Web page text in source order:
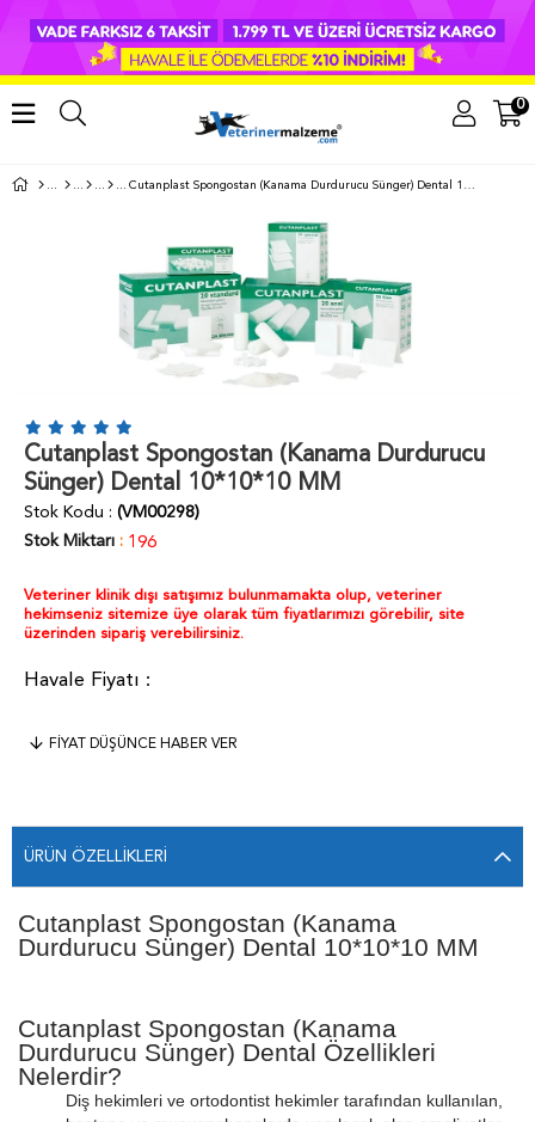
0
Cutanplast Spongostan (Kanama Durdurucu Sünger) Dental 10*10*10 MM
Cutanplast Spongostan (Kanama Durdurucu
Sünger) Dental 10*10*10 MM
Stok Kodu
(VM00298)
Stok Miktarı : 196
Veteriner klinik dışı satışımız bulunmamakta olup, veteriner
hekimseniz sitemize üye olarak tüm fiyatlarımızı görebilir, site
üzerinden sipariş verebilirsiniz.
FIYAT DÜŞÜNCE HABER VER
ÜRÜN ÖZELLIKLERI
Cutanplast Spongostan (Kanama
Durdurucu Sünger) Dental 10*10*10 MM
Cutanplast Spongostan (Kanama
Durdurucu Sünger) Dental Özellikleri
Nelerdir?
Diş hekimleri ve ortodontist hekimler tarafından kullanılan,